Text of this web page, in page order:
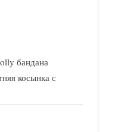
бандана
косынка с